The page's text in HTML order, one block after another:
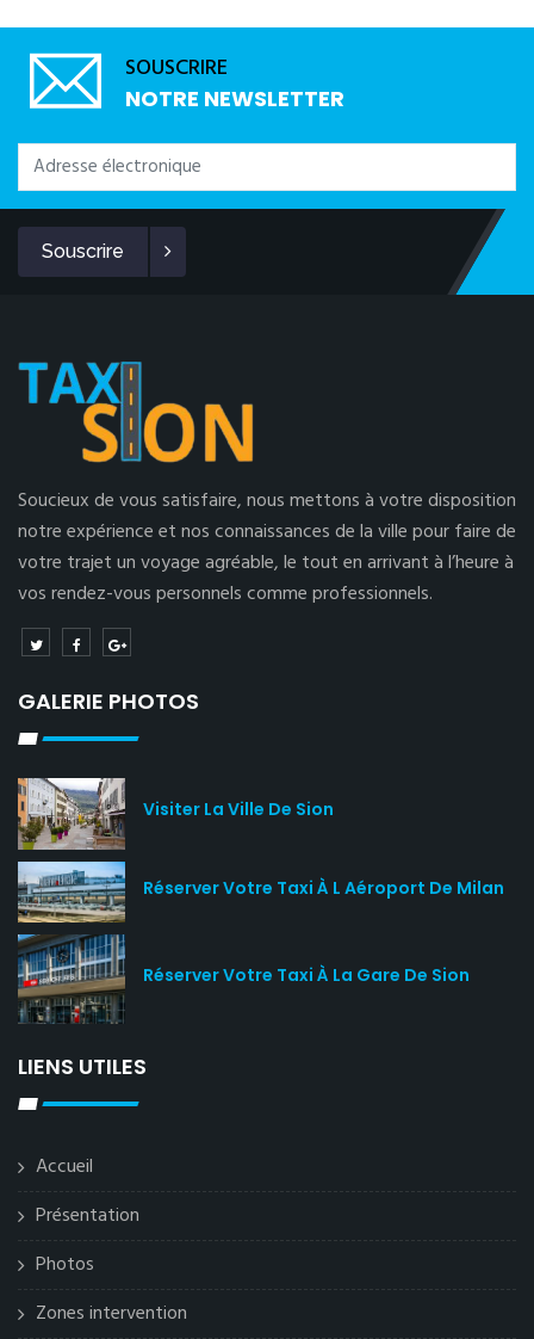
SOUSCRIRE
NOTRE NEWSLETTER
Souscrire
Soucieux de vous satisfaire, nous mettons à votre disposition
notre expérience et nos connaissances de la ville pour faire de
votre trajet un voyage agréable, le tout en arrivant à l’heure à
vos rendez-vous personnels comme professionnels.
GALERIE PHOTOS
Visiter La Ville De Sion
Réserver Votre Taxi À L Aéroport De Milan
Réserver Votre Taxi À La Gare De Sion
LIENS UTILES
Accueil
Présentation
Photos
Zones intervention